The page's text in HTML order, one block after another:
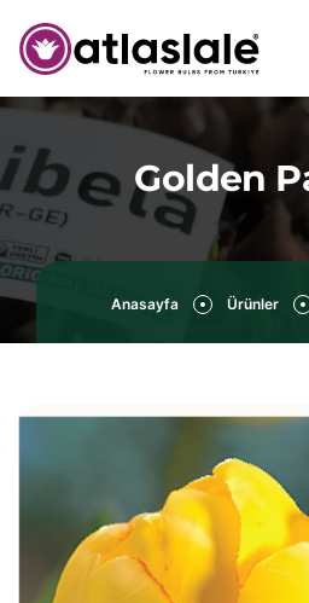
Golden
Anasayfa Ürünler